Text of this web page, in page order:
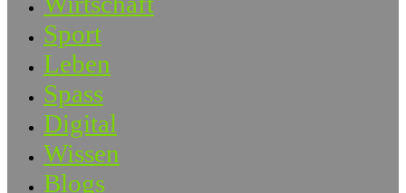
Sport
Leben
Spass
Digital
Wissen
Blogs